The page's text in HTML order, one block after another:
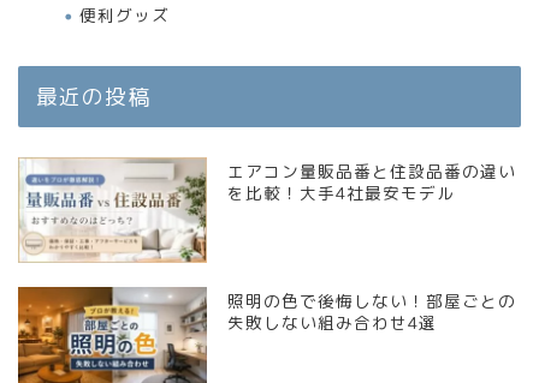
便利グッズ
最近の投稿
エアコン量販品番と住設品番の違い
を比較！大手4社最安モデル
照明の色で後悔しない！部屋ごとの
失敗しない組み合わせ4選